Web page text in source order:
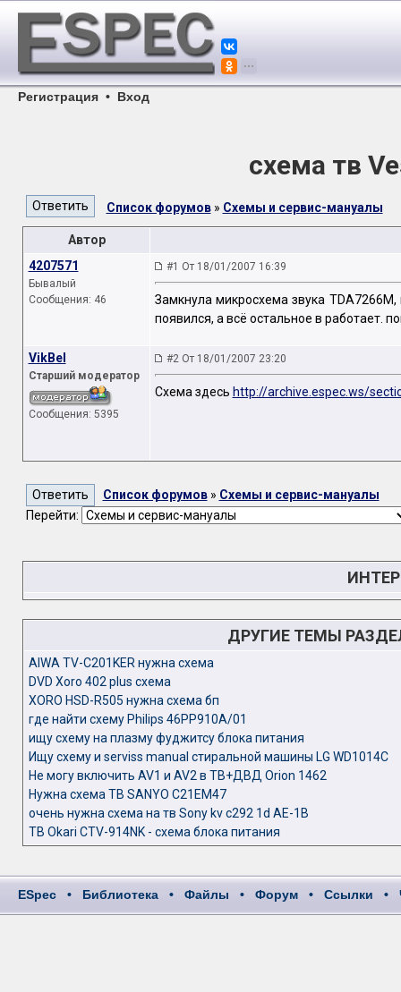
Регистрация • Вход
схема тв
Список форумов» Схемы и сервис-мануалы
Автор
4207571
Бывалый
Сообщения: 46
#1 От 18/01/2007 16:39
Замкнула микросхема звука
появился, а всё остальное в работает.
VikBel
Старший модератор
Сообщения: 5395
#2 От 18/01/2007 23:20
Схема здесь http://archive.espec.ws/
Список форумов» Схемы и сервис-мануалы
Перейти:
ДРУГИЕ ТЕМЫ
AIWA TV-C201KER нужна схема
DVD Xoro 402 plus схема
XORO HSD-R505 нужна схема бп
где найти схему Philips 46PP910A/01
ищу схему на плазму фуджитсу блока питания
Ищу схему и serviss manual стиральной машины LG WD1014C
Не могу включить AV1 и AV2 в ТВ+ДВД Orion 1462
Нужна схема ТВ SANYO C21EM47
очень нужна схема на тв Sony kv c292 1d AE-1B
ТВ Okari CTV-914NK - схема блока питания
ESpec • Библиотека • Файлы • Форум • Ссылки •